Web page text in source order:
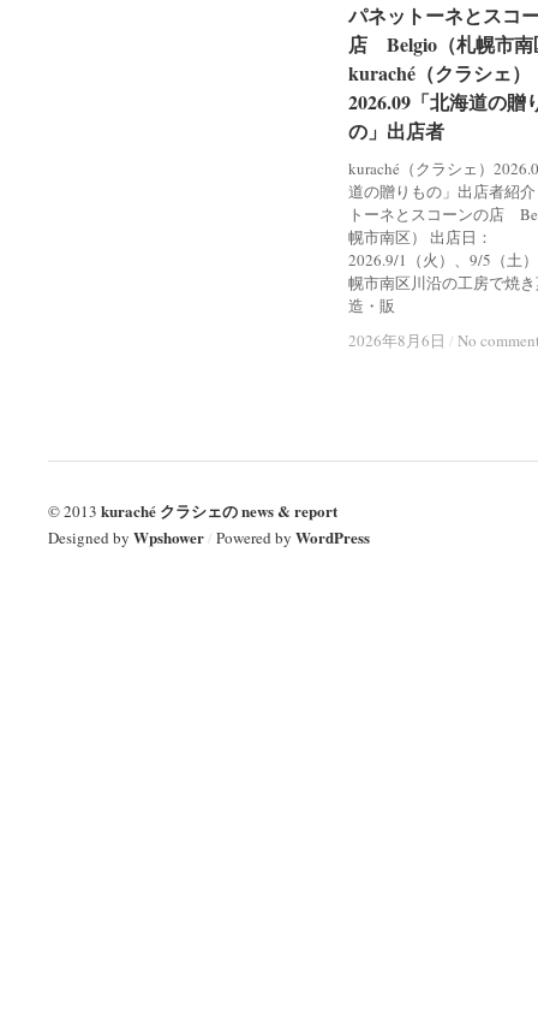
パネットーネとスコ
店 Belgio（札幌市南
kuraché（クラシェ）
2026.09「北海道の贈
の」出店者
kuraché（クラシェ）
道の贈りもの」出店者紹
トーネとスコーンの店
幌市南区） 出店日：
2026.9/1（火）、9/5（土
幌市南区川沿の工房で焼
造・販
2026年8月6日 / No
パネットーネとスコ
店 Belgio（札幌市南
kuraché（クラシェ）
2026.09「北海道の贈
の」出店者
2026年8月6日 / No
© 2013 kuraché クラシェの news & report
Designed by Wpshower/ Powered by WordPress